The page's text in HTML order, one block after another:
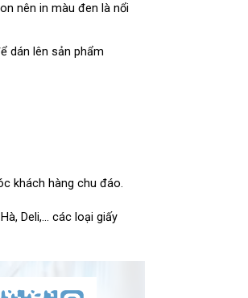
nên in màu đen là nổi
dán lên sản phẩm
khách hàng chu đáo.
Deli,… các loại giấy